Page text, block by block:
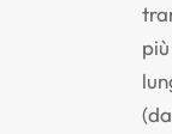
più
(da